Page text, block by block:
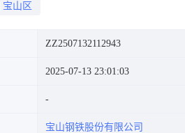
宝山区
ZZ2507132112943
2025-07-13 23:01:03
宝山钢铁股份有限公司